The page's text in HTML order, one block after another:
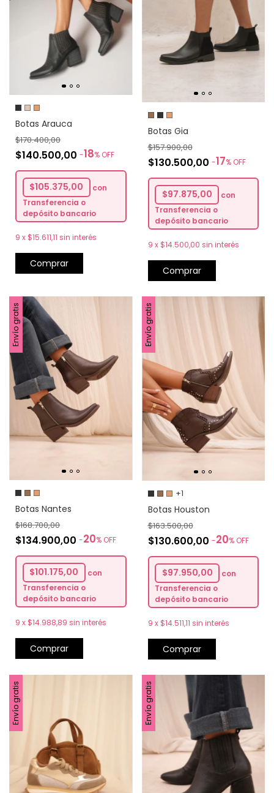
Botas Arauca
$140.500,00 -18% OFF
$170.400,00
$105.375,00
con
Transferencia o
depósito bancario
9 x $15.611,11 sin interés
Comprar
Botas Gia
$130.500,00 -17% OFF
$157.900,00
$97.875,00
con
Transferencia o
depósito bancario
9 x $14.500,00 sin interés
Comprar
Envío gratis
Botas Nantes
$134.900,00 -20% OFF
$168.700,00
$101.175,00
con
Transferencia o
depósito bancario
9 x $14.988,89 sin interés
Comprar
Envío gratis
+1
Botas Houston
$130.600,00 -20% OFF
$163.500,00
$97.950,00
con
Transferencia o
depósito bancario
9 x $14.511,11 sin interés
Comprar
Envío gratis Envío gratis